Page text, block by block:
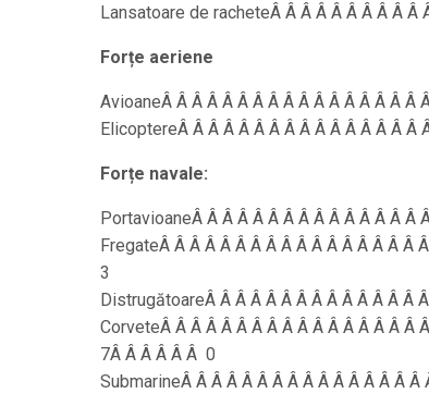
Lansatoare de racheteÂ Â Â Â Â Â Â Â Â
Forțe aeriene
AvioaneÂ Â Â Â Â Â Â Â Â Â Â Â Â Â Â Â
ElicoptereÂ Â Â Â Â Â Â Â Â Â Â Â Â Â Â
Forțe navale:
PortavioaneÂ Â Â Â Â Â Â Â Â Â Â Â Â Â
FregateÂ Â Â Â Â Â Â Â Â Â Â Â Â Â Â Â
3
DistrugătoareÂ Â Â Â Â Â Â Â Â Â Â Â Â
CorveteÂ Â Â Â Â Â Â Â Â Â Â Â Â Â Â Â Â
7Â Â Â Â Â Â 0
SubmarineÂ Â Â Â Â Â Â Â Â Â Â Â Â Â Â